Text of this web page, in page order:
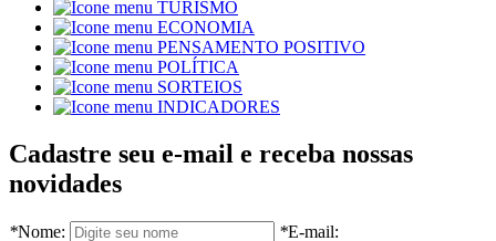
TURISMO
ECONOMIA
PENSAMENTO POSITIVO
POLÍTICA
SORTEIOS
INDICADORES
Cadastre seu e-mail e receba nossas
novidades
*Nome: *E-mail: